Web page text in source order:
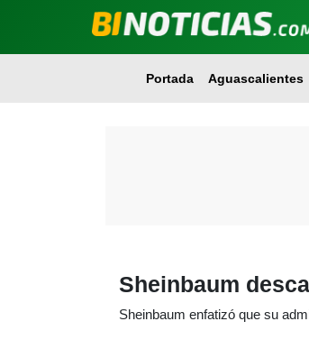
Portada Aguascalientes
Sheinbaum
Sheinbaum enfatizó que su